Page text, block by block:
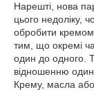
Нарешті, нова
цього недоліку,
обробити
тим, що окремі
один до одного.
відношенню
Крему, масла або